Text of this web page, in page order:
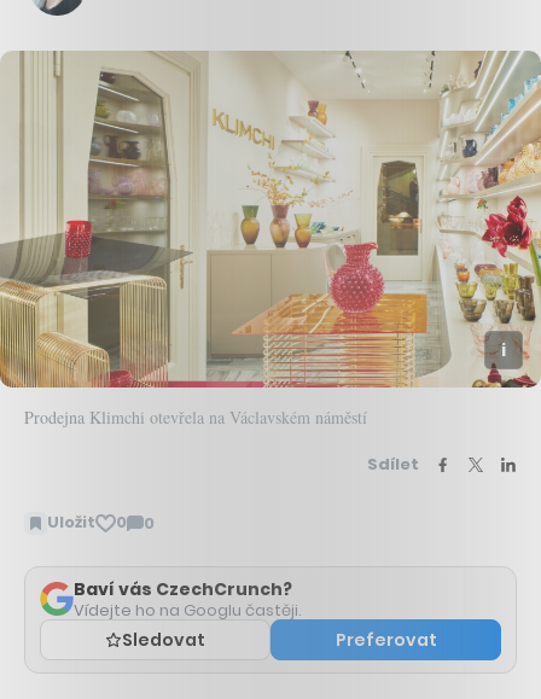
Prodejna Klimchi otevřela na Václavském náměstí
Sdílet
Uložit 0 0
Zobrazit
Baví vás CzechCrunch?
Vídejte ho na Googlu častěji.
Sledovat Preferovat